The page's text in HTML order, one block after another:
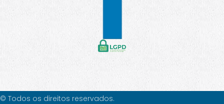
© Todos os direitos reservados.